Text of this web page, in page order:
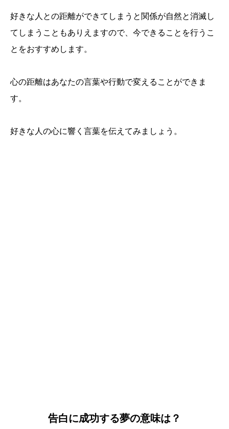
好きな人との距離ができてしまうと関係が自然と消滅し
てしまうこともありえますので、今できることを行うこ
とをおすすめします。
心の距離はあなたの言葉や行動で変えることができま
す。
好きな人の心に響く言葉を伝えてみましょう。
告白に成功する夢の意味は？